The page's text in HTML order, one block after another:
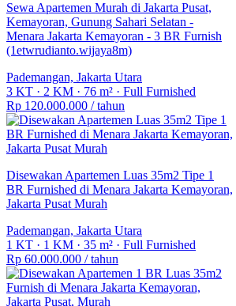
Sewa Apartemen Murah di Jakarta Pusat,
Kemayoran, Gunung Sahari Selatan -
Menara Jakarta Kemayoran - 3 BR Furnish
(1etwrudianto.wijaya8m)
Pademangan, Jakarta Utara
3 KT · 2 KM · 76 m² · Full Furnished
Rp 120.000.000 / tahun
Disewakan Apartemen Luas 35m2 Tipe 1
BR Furnished di Menara Jakarta Kemayoran,
Jakarta Pusat Murah
Pademangan, Jakarta Utara
1 KT · 1 KM · 35 m² · Full Furnished
Rp 60.000.000 / tahun